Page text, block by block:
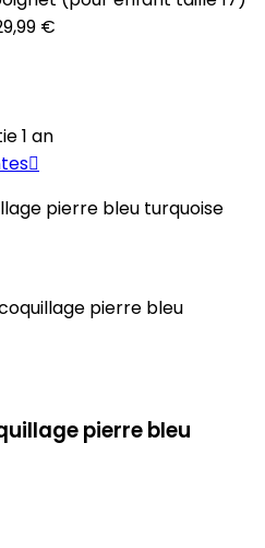
€
1 an

pierre bleu